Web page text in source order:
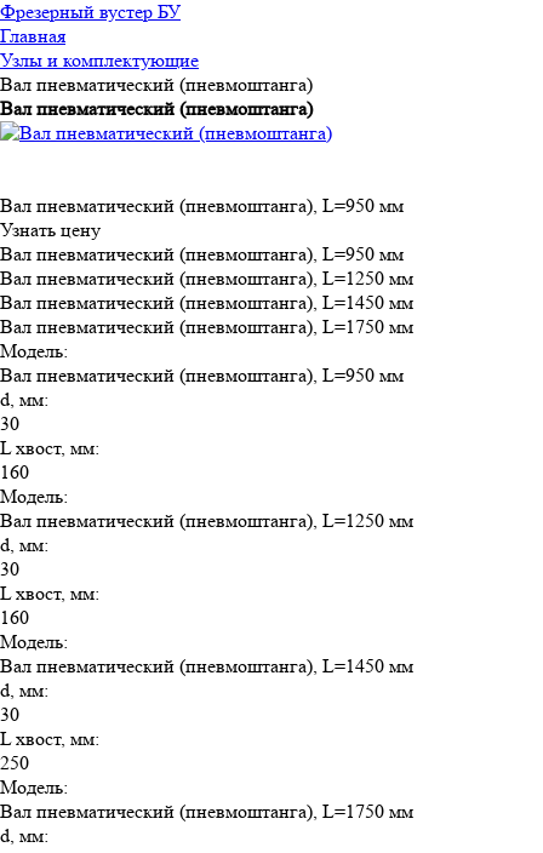
Фрезерный вустер БУ
Главная
Узлы и комплектующие
Вал пневматический (пневмоштанга)
Вал пневматический (пневмоштанга)
Вал пневматический (пневмоштанга), L=950 мм
Узнать цену
Вал пневматический (пневмоштанга), L=950 мм
Вал пневматический (пневмоштанга), L=1250 мм
Вал пневматический (пневмоштанга), L=1450 мм
Вал пневматический (пневмоштанга), L=1750 мм
Модель:
Вал пневматический (пневмоштанга), L=950 мм
d, мм:
30
L хвост, мм:
160
Модель:
Вал пневматический (пневмоштанга), L=1250 мм
d, мм:
30
L хвост, мм:
160
Модель:
Вал пневматический (пневмоштанга), L=1450 мм
d, мм:
30
L хвост, мм:
250
Модель:
Вал пневматический (пневмоштанга), L=1750 мм
d, мм: